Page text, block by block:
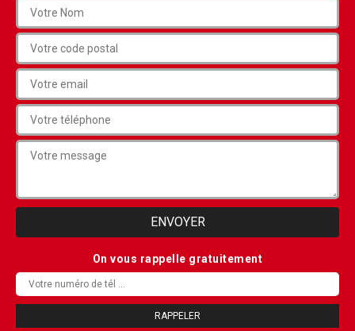
On vous rappelle gratuitement